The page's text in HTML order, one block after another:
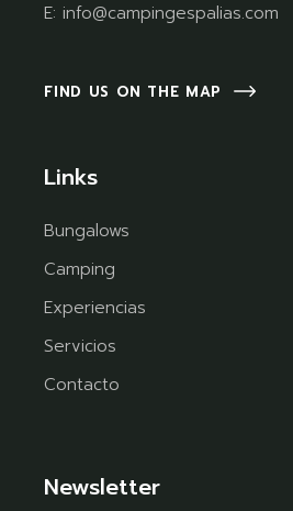
E:info@campingespalias.com
FIND US ON THE MAP
Links
Bungalows
Camping
Experiencias
Servicios
Contacto
Newsletter